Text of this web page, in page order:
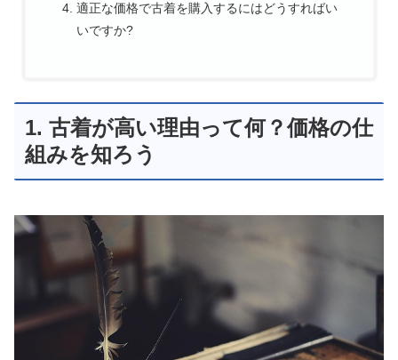
適正な価格で古着を購入するにはどうすればい
いですか?
1. 古着が高い理由って何？価格の仕
組みを知ろう